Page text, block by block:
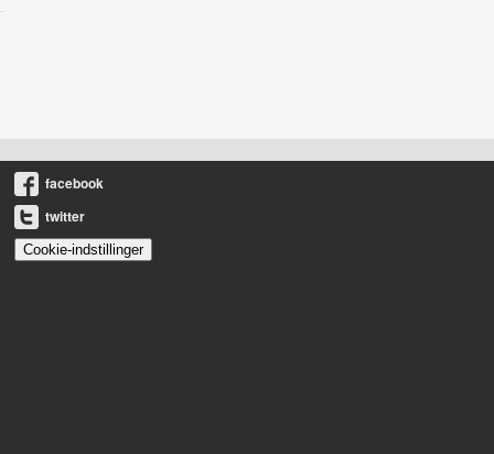
facebook
twitter
Cookie-indstillinger